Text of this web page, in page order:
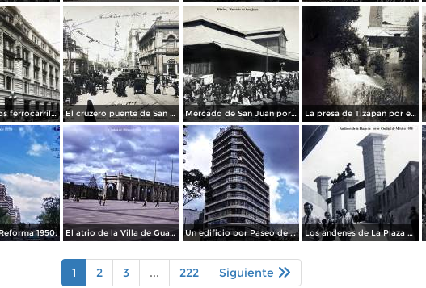
Edicicio de los ferrocarriles. El cruzero puente de San Francisco y Guardiola por el fotografo Felix Miret. Mercado de San Juan por el fotografo Felix Miret La presa de Tizapan por el fotografo Fernando Kososky. ( Circulada el 22 de Diembre de 1910 ).
1950. El atrio de la Villa de Guadalupe 1950. Un edificio por Paseo de La Reforma 1950 Los andenes de La Plaza de toros Ciudad de México 1950
1 2 3 ... 222 Siguiente